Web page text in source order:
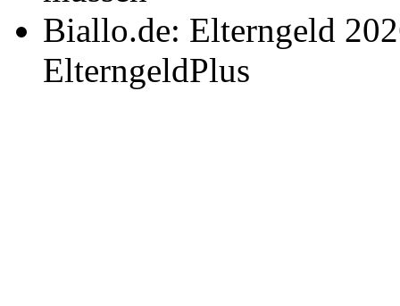
Biallo.de: Elterngeld
ElterngeldPlus